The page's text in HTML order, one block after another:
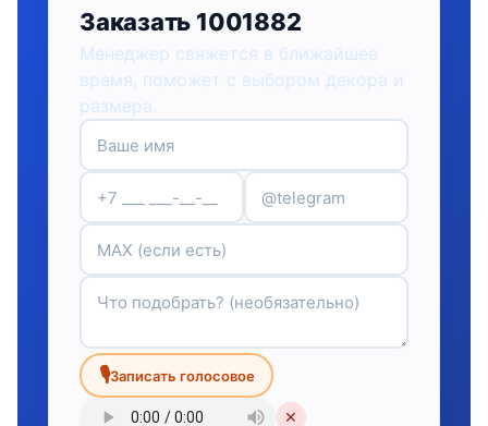
Заказать 1001882
Менеджер свяжется в ближайшее
время, поможет с выбором декора и
размера.
🎙Записать голосовое
✕